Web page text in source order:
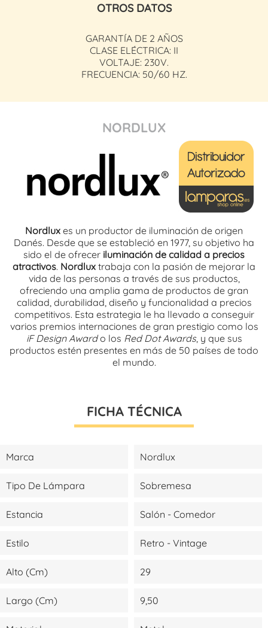
OTROS DATOS
GARANTÍA DE 2 AÑOS
CLASE ELÉCTRICA: II
VOLTAJE: 230V.
FRECUENCIA: 50/60 HZ.
NORDLUX
Nordlux es un productor de iluminación de origen
Danés. Desde que se estableció en 1977, su objetivo ha
sido el de ofrecer iluminación de calidad a precios
atractivos. Nordlux trabaja con la pasión de mejorar la
vida de las personas a través de sus productos,
ofreciendo una amplia gama de productos de gran
calidad, durabilidad, diseño y funcionalidad a precios
competitivos. Esta estrategia le ha llevado a conseguir
varios premios internaciones de gran prestigio como los
iF Design Awardo los Red Dot Awards, y que sus
productos estén presentes en más de 50 países de todo
el mundo.
FICHA TÉCNICA
Marca Nordlux
Tipo De Lámpara Sobremesa
Estancia Salón - Comedor
Estilo Retro - Vintage
Alto (cm) 29
Largo (cm) 9,50